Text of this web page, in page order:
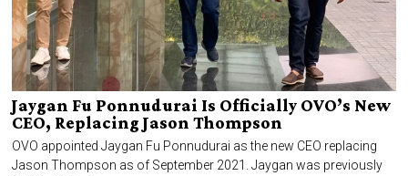
Jaygan Fu Ponnudurai Is Officially OVO’s New
CEO, Replacing Jason Thompson
OVO appointed Jaygan Fu Ponnudurai as the new CEO replacing
Jason Thompson as of September 2021. Jaygan was previously